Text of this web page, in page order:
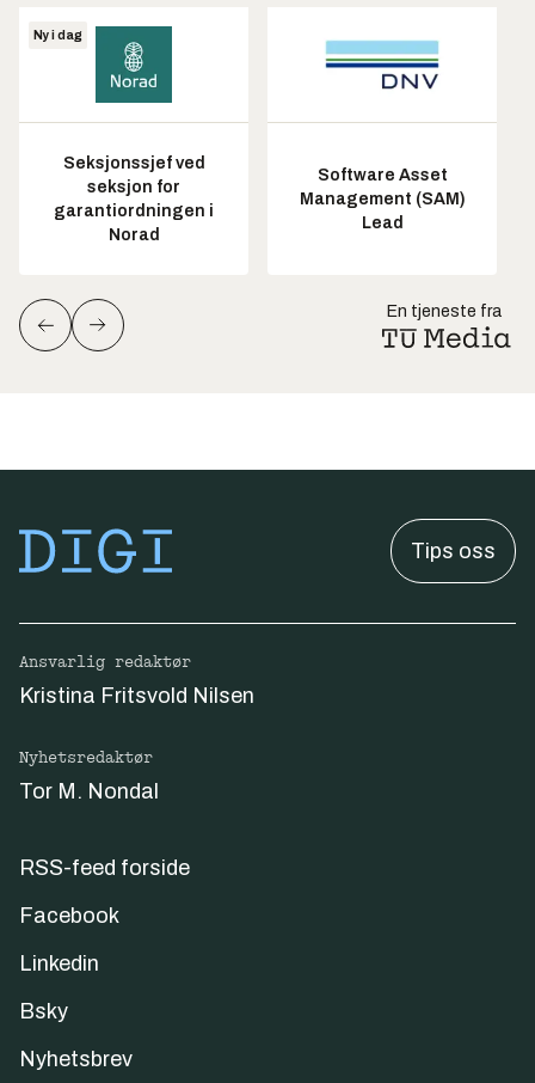
Ny i dag
Seksjonssjef ved
seksjon for
garantiordningen i
Norad
Software Asset
Management (SAM)
Lead
En tjeneste fra
Tips oss
Ansvarlig redaktør
Kristina Fritsvold Nilsen
Nyhetsredaktør
Tor M. Nondal
RSS-feed forside
Facebook
Linkedin
Bsky
Nyhetsbrev